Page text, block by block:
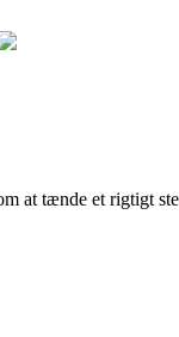
tænde et rigtigt